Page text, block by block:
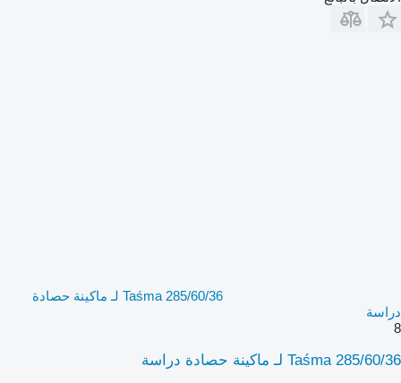
Taśma 285/60/36 لـ ماكينة حصادة
دراسة
8
Taśma 285/60/36 لـ ماكينة حصادة دراسة